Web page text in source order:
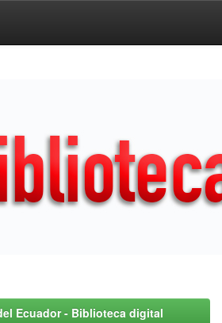
Ecuador - Biblioteca digital